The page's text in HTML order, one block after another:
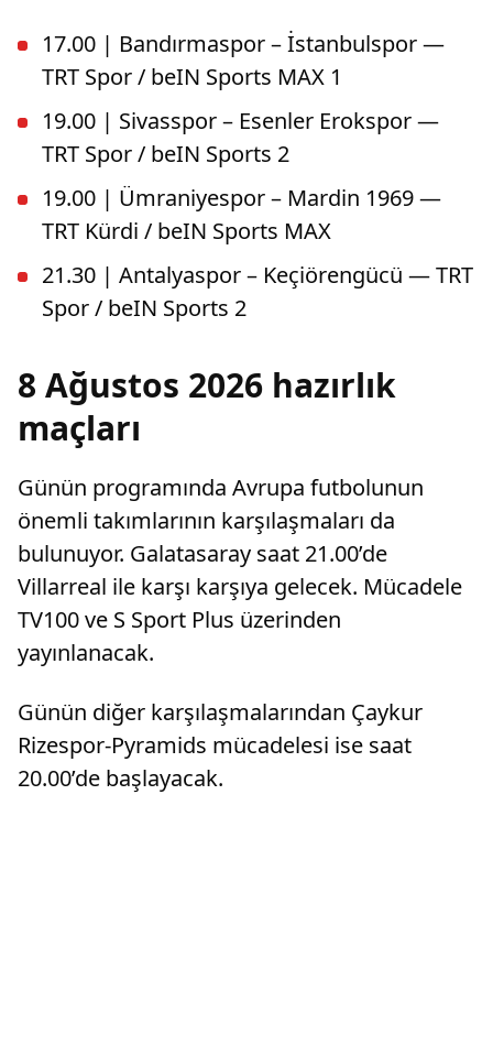
17.00 | Bandırmaspor – İstanbulspor —
TRT Spor / beIN Sports MAX 1
19.00 | Sivasspor – Esenler Erokspor —
TRT Spor / beIN Sports 2
19.00 | Ümraniyespor – Mardin 1969 —
TRT Kürdi / beIN Sports MAX
21.30 | Antalyaspor – Keçiörengücü — TRT
Spor / beIN Sports 2
8 Ağustos 2026 hazırlık
maçları
Günün programında Avrupa futbolunun
önemli takımlarının karşılaşmaları da
bulunuyor. Galatasaray saat 21.00’de
Villarreal ile karşı karşıya gelecek. Mücadele
TV100 ve S Sport Plus üzerinden
yayınlanacak.
Günün diğer karşılaşmalarından Çaykur
Rizespor-Pyramids mücadelesi ise saat
20.00’de başlayacak.